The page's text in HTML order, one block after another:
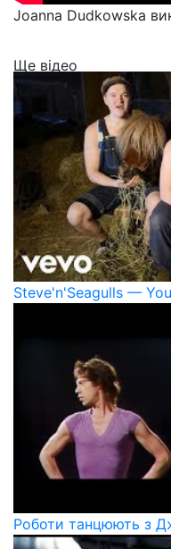
Joanna Dudkowska
Ще відео
Steve'n'Seagulls —
Роботи танцюють з